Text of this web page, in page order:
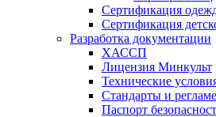
Сертификация
Сертификация
Разработка документации
ХАССП
Лицензия Минкульт
Технические
Стандарты и
Паспорт